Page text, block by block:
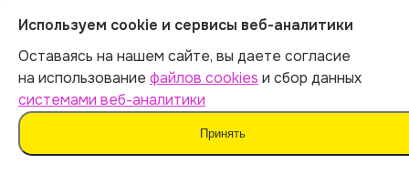
Нужнакурсовая работа
без использования
ИИ и шаблонов?
Закажите у профессиональных экспертов
Work5
Используем cookie и сервисы веб-аналитики
Оставаясь на нашем сайте, вы даете согласие
на использование файлов cookies и сбор данных
системами веб-аналитики
Принять